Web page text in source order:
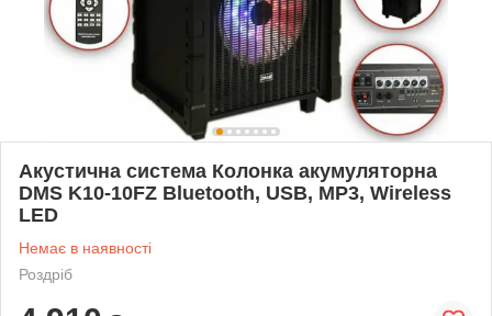
Акустична система Колонка акумуляторна
DMS K10-10FZ Bluetooth, USB, MP3, Wireless
LED
Немає в наявності
Роздріб